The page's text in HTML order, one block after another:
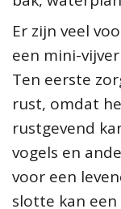
Er zijn veel
een mini-
Ten eerste
rust, omdat
rustgevend
vogels en
voor een
slotte kan